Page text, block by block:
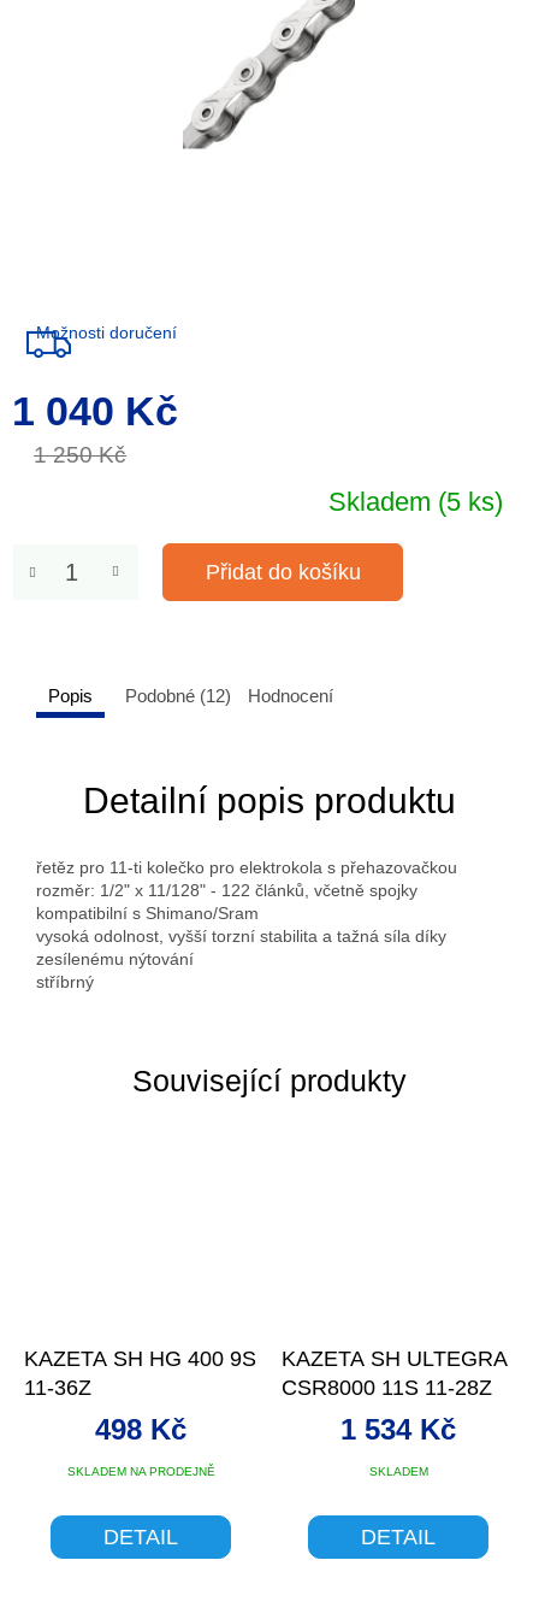
1 250 Kč
1 040 Kč
Měrná
cena:
Skladem (5 ks)
Možnosti doručení
Přidat do košíku
Související produkty
KAZETA SH HG 400 9S
11-36Z
SKLADEM NA PRODEJNĚ
498 Kč
DETAIL
KAZETA SH ULTEGRA
CSR8000 11S 11-28Z
SKLADEM
1 534 Kč
DETAIL
Popis Podobné (12) Hodnocení
Detailní popis produktu
řetěz pro 11-ti kolečko pro elektrokola s přehazovačkou
rozměr: 1/2" x 11/128" - 122 článků, včetně spojky
kompatibilní s Shimano/Sram
vysoká odolnost, vyšší torzní stabilita a tažná síla díky
zesílenému nýtování
stříbrný